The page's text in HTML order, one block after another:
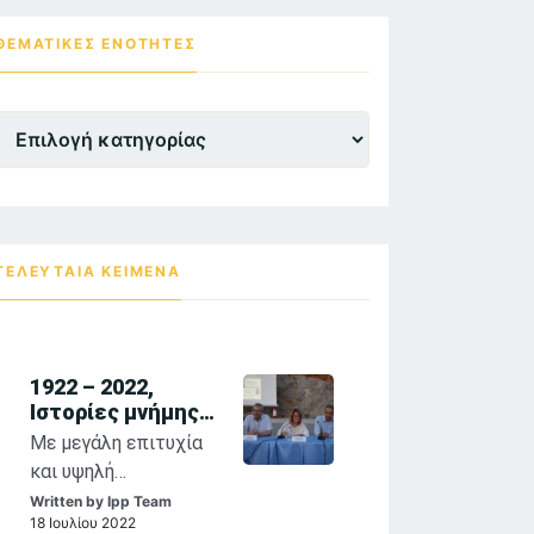
ΕΝΌΤΗΤΕΣ
Ενότητες
ΚΕΙΜΕΝΑ
1922 – 2022,
Ιστορίες μνήμης
και τέχνης:
αναστοχασμοί
στη θρησκευτική
ζωγραφική των
Με μεγάλη επιτυχία
και υψηλή
προσέλευση κοινού
συνεχίζονται η
Written byIpp Team
18 Ιουλίου 2022